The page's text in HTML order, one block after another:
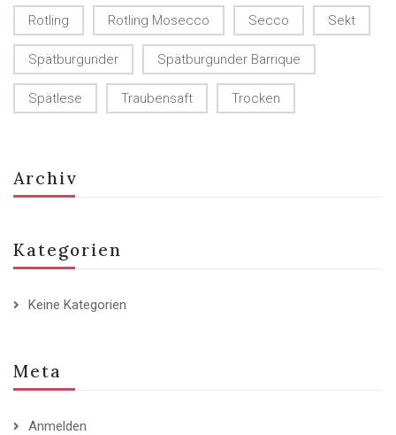
Rotling Rotling Mosecco Secco Sekt
Spätburgunder Spätburgunder Barrique
Spätlese Traubensaft Trocken
Archiv
Kategorien
Keine Kategorien
Meta
Anmelden